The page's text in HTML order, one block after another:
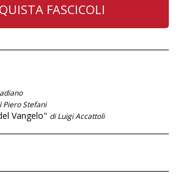
FASCICOLI
Piero Stefani
Vangelo" di Luigi Accattoli